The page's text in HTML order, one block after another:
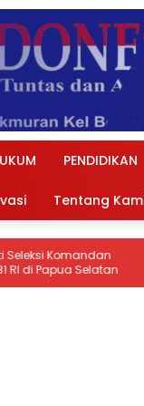
PENDIDIKAN
Tentang
Kasad